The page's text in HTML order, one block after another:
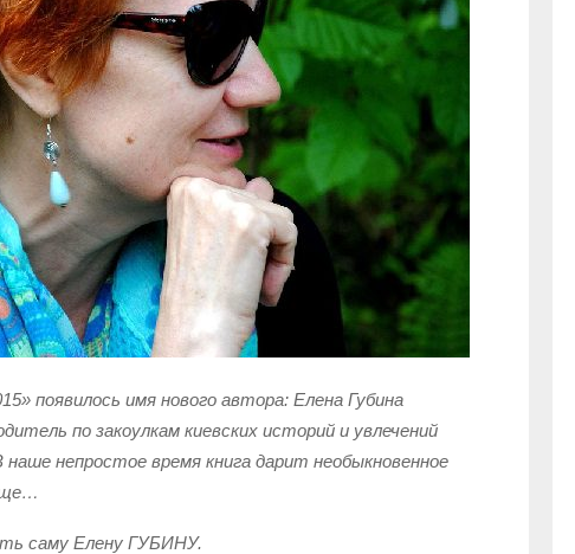
появилось имя нового автора: Елена Губина
по закоулкам киевских историй и увлечений
непростое время книга дарит необыкновенное
саму Елену ГУБИНУ.